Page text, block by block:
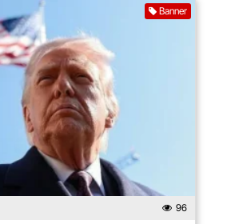
Banner
96